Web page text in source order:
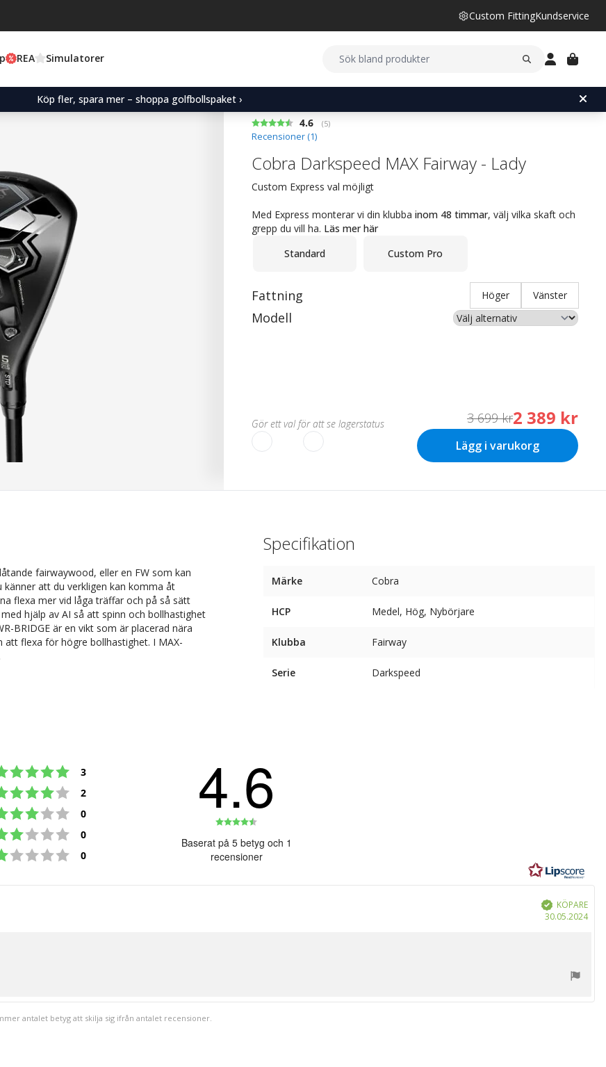
Custom FittingKundservice
REA Simulatorer
Köp fler, spara mer – shoppa golfbollspaket ›
Snittbetyg:
4.6 (röster:
5)
Recensioner (1)
Cobra Darkspeed MAX Fairway - Lady
Custom Express val möjligt
Med Express monterar vi din klubba inom 48 timmar, välj vilka skaft och
grepp du vill ha. Läs mer här
Standard
Custom Pro
Fattning Höger Vänster
Modell
Gör ett val för att se lagerstatus 3 699 kr2 389 kr
Lägg i varukorg
fairwaywood, eller en FW som kan
att du verkligen kan komma åt
flexa mer vid låga träffar och på så sätt
hjälp av AI så att spinn och bollhastighet
BRIDGE är en vikt som är placerad nära
flexa för högre bollhastighet. I MAX-
Specifikation
Märke Cobra
HCP Medel, Hög, Nybörjare
Klubba Fairway
Serie Darkspeed
Betyg: 5 utav 5 stjärnor
3
Betyg: 4 utav 5 stjärnor
2
Betyg: 3 utav 5 stjärnor
0
Betyg: 2 utav 5 stjärnor
0
Betyg: 1 utav 5 stjärnor
0
4.6
utav
stjärnor
Baserat på 5 betyg och 1
recensioner
Bekräftad
KÖPARE
30.05.2024
antalet betyg att skilja sig ifrån antalet recensioner.